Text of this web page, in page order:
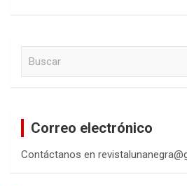
Correo electrónico
Contáctanos en